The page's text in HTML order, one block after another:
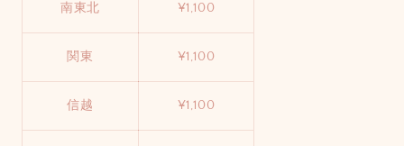
南東北 ¥1,100
関東 ¥1,100
信越 ¥1,100